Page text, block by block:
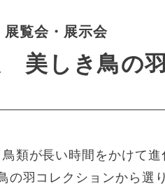
覧会・展示会
美しき鳥の羽
類が長い時間をかけて進
の羽コレクションから選